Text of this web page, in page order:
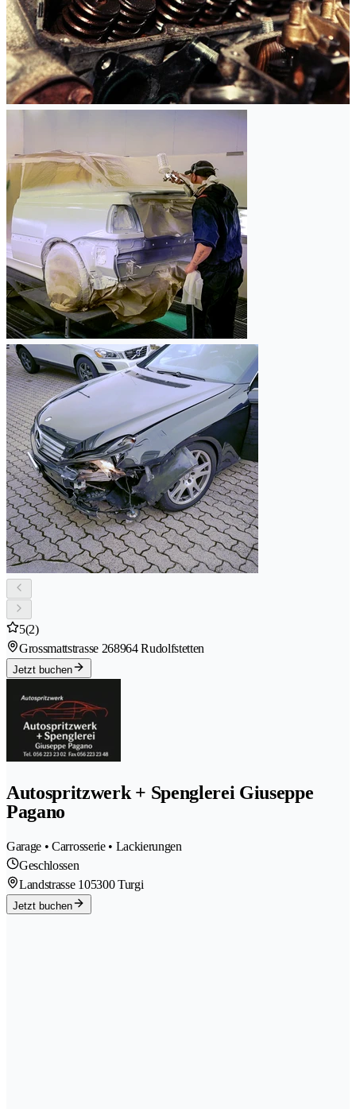
5(2)
Grossmattstrasse 268964 Rudolfstetten
Jetzt buchen
Autospritzwerk + Spenglerei Giuseppe
Pagano
Garage • Carrosserie • Lackierungen
Geschlossen
Landstrasse 105300 Turgi
Jetzt buchen